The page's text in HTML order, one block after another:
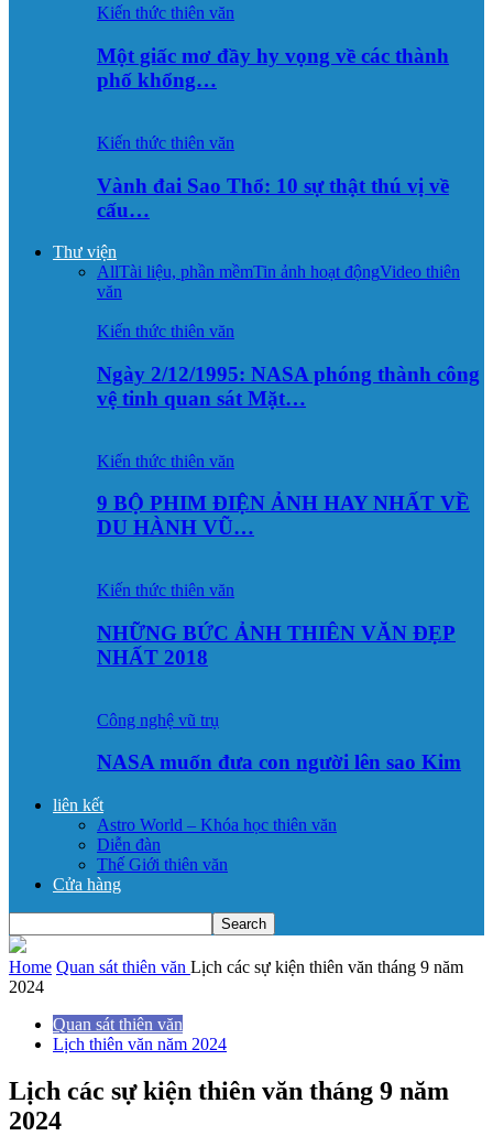
Kiến thức thiên văn
Một giấc mơ đầy hy vọng về các thành
phố khổng…
Kiến thức thiên văn
Vành đai Sao Thổ: 10 sự thật thú vị về
cấu…
Thư viện
AllTài liệu, phần mềmTin ảnh hoạt độngVideo thiên
văn
Kiến thức thiên văn
Ngày 2/12/1995: NASA phóng thành công
vệ tinh quan sát Mặt…
Kiến thức thiên văn
9 BỘ PHIM ĐIỆN ẢNH HAY NHẤT VỀ
DU HÀNH VŨ…
Kiến thức thiên văn
NHỮNG BỨC ẢNH THIÊN VĂN ĐẸP
NHẤT 2018
Công nghệ vũ trụ
NASA muốn đưa con người lên sao Kim
liên kết
Astro World – Khóa học thiên văn
Diễn đàn
Thế Giới thiên văn
Cửa hàng
Home Quan sát thiên văn Lịch các sự kiện thiên văn tháng 9 năm
2024
Quan sát thiên văn
Lịch thiên văn năm 2024
Lịch các sự kiện thiên văn tháng 9 năm
2024